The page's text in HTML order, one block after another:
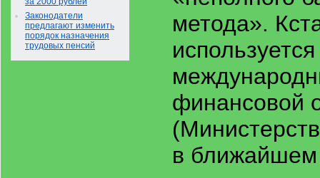
Законодатели
предлагают изменить
порядок назначения
трудовых пенсий
метода».
финансовой
в